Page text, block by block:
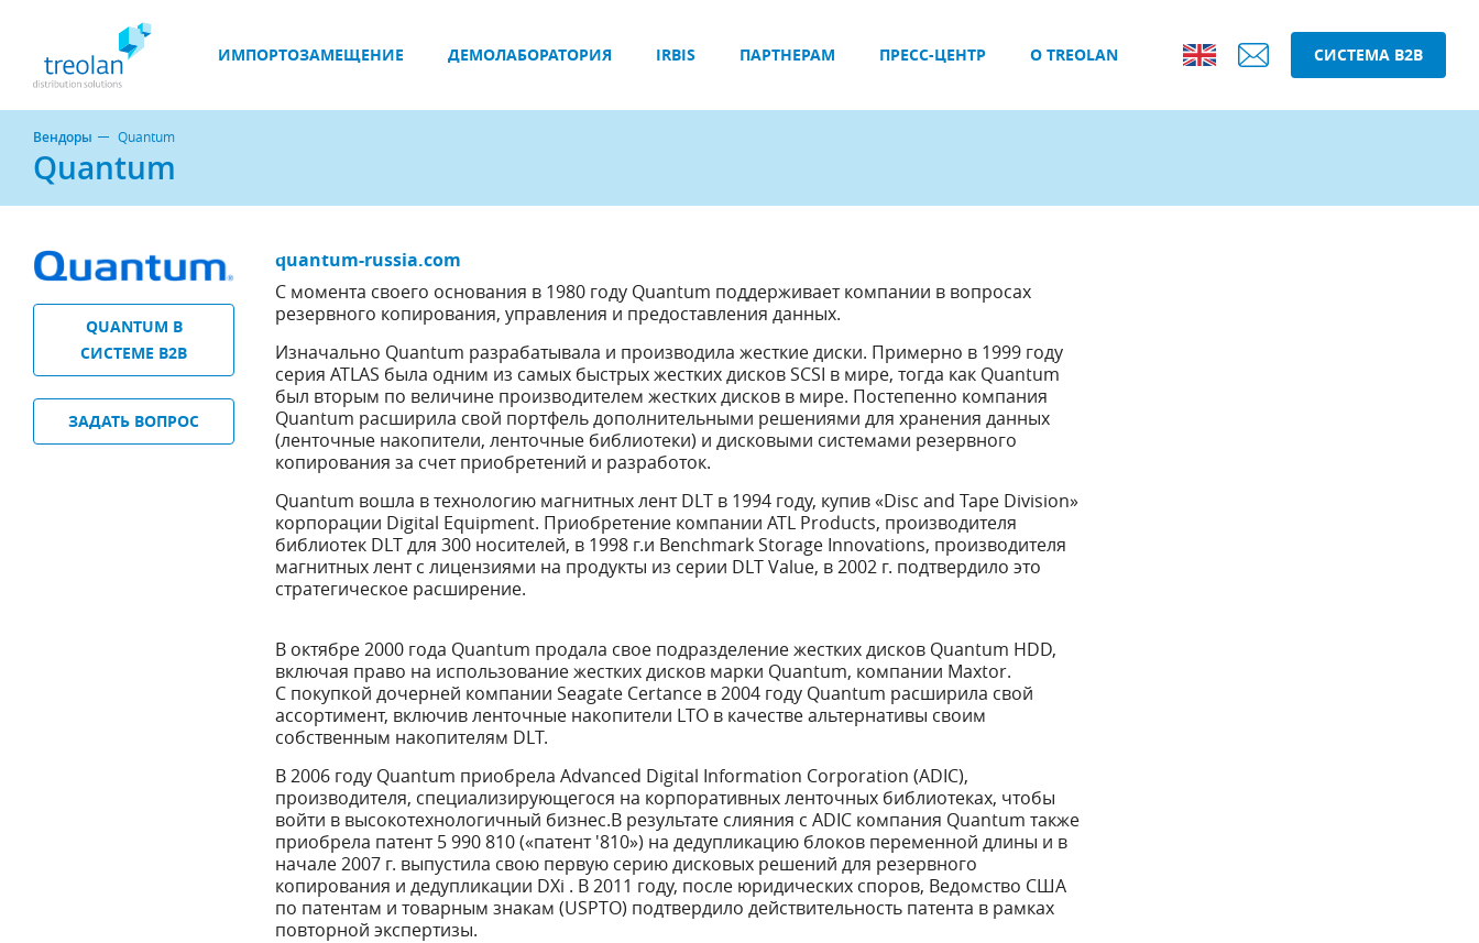
ИМПОРТОЗАМЕЩЕНИЕ ДЕМОЛАБОРАТОРИЯ IRBIS ПАРТНЕРАМ ПРЕСС-ЦЕНТР О TREOLAN СИСТЕМА B2B
Вендоры Quantum
Quantum
QUANTUM В
СИСТЕМЕ B2B
ЗАДАТЬ ВОПРОС
quantum-russia.com
С момента своего основания в 1980 году Quantum поддерживает компании в вопросах
резервного копирования, управления и предоставления данных.
Изначально Quantum разрабатывала и производила жесткие диски. Примерно в 1999 году
серия ATLAS была одним из самых быстрых жестких дисков SCSI в мире, тогда как Quantum
был вторым по величине производителем жестких дисков в мире. Постепенно компания
Quantum расширила свой портфель дополнительными решениями для хранения данных
(ленточные накопители, ленточные библиотеки) и дисковыми системами резервного
копирования за счет приобретений и разработок.
Quantum вошла в технологию магнитных лент DLT в 1994 году, купив «Disc and Tape Division»
корпорации Digital Equipment. Приобретение компании ATL Products, производителя
библиотек DLT для 300 носителей, в 1998 г.и Benchmark Storage Innovations, производителя
магнитных лент с лицензиями на продукты из серии DLT Value, в 2002 г. подтвердило это
стратегическое расширение.
В октябре 2000 года Quantum продала свое подразделение жестких дисков Quantum HDD,
включая право на использование жестких дисков марки Quantum, компании Maxtor.
С покупкой дочерней компании Seagate Certance в 2004 году Quantum расширила свой
ассортимент, включив ленточные накопители LTO в качестве альтернативы своим
собственным накопителям DLT.
В 2006 году Quantum приобрела Advanced Digital Information Corporation (ADIC),
производителя, специализирующегося на корпоративных ленточных библиотеках, чтобы
войти в высокотехнологичный бизнес.В результате слияния с ADIC компания Quantum также
приобрела патент 5 990 810 («патент '810») на дедупликацию блоков переменной длины и в
начале 2007 г. выпустила свою первую серию дисковых решений для резервного
копирования и дедупликации DXi . В 2011 году, после юридических споров, Ведомство США
по патентам и товарным знакам (USPTO) подтвердило действительность патента в рамках
повторной экспертизы.